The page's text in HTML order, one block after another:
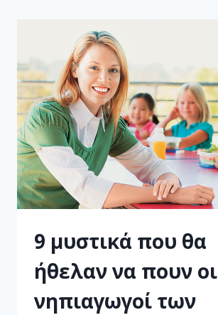
9 μυστικά που θα
ήθελαν να πουν οι
νηπιαγωγοί των